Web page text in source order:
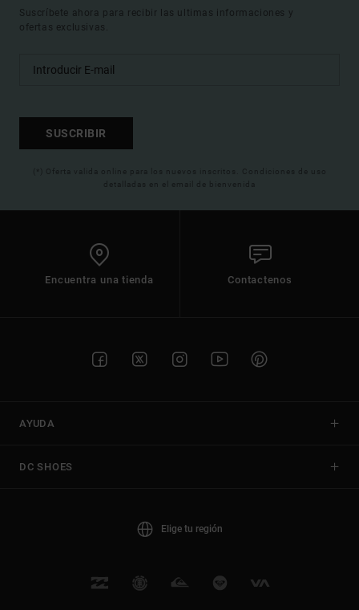
Suscríbete ahora para recibir las ultimas informaciones y
ofertas exclusivas.
SUSCRIBIR
(*) Oferta valida online para los nuevos inscritos. Condiciones de uso
detalladas en el email de bienvenida
Encuentra una tienda Contactenos
AYUDA
DC SHOES
Elige tu región